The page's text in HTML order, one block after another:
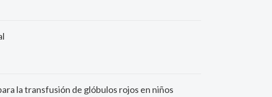
la transfusión de glóbulos rojos en niños